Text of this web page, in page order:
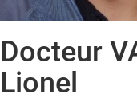
Docteur
Lionel